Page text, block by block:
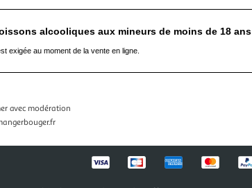
alcooliques aux mineurs de moins de 18 ans
exigée au moment de la vente en ligne.
avec modération